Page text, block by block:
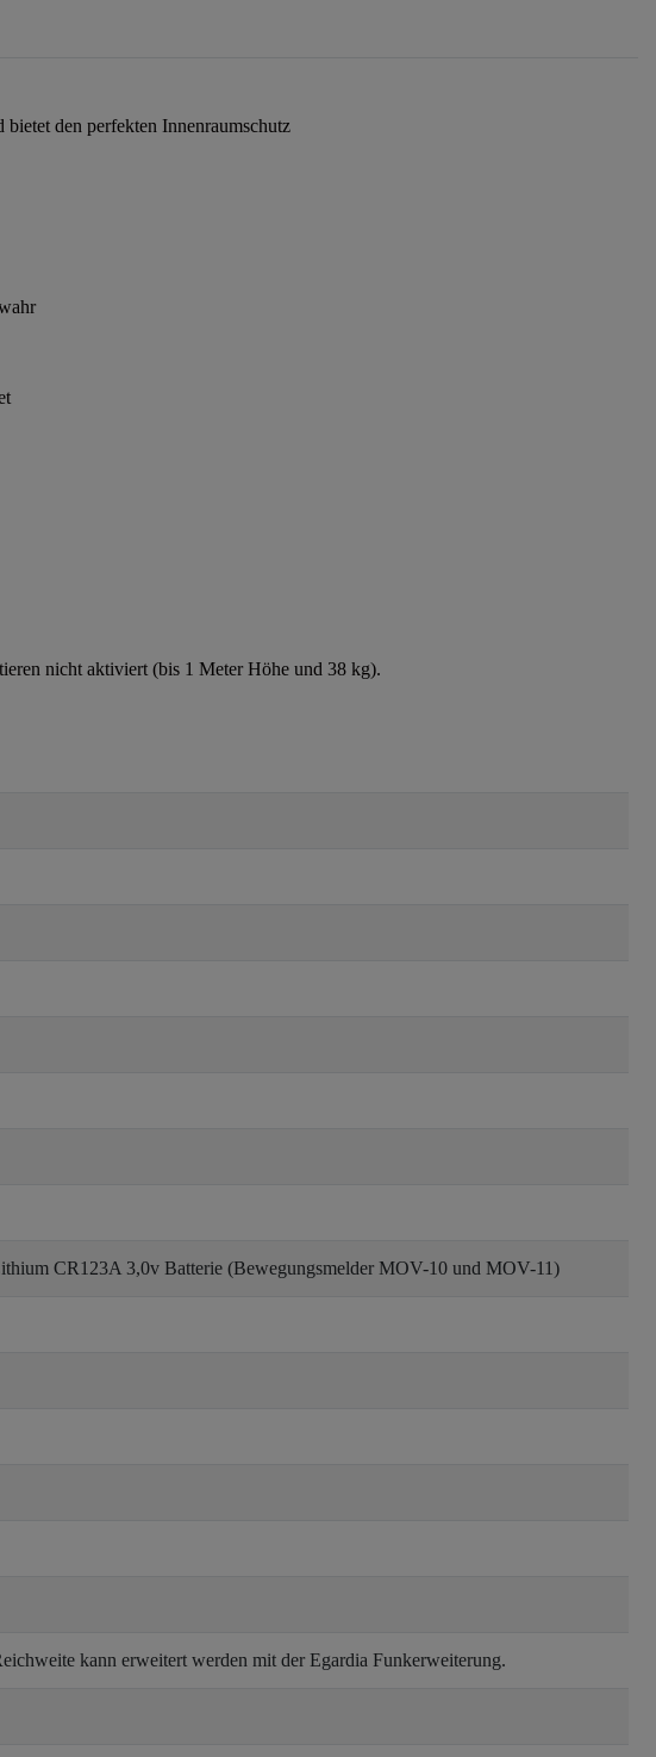
den perfekten Innenraumschutz
nicht aktiviert (bis 1 Meter Höhe und 38 kg).
CR123A 3,0v Batterie (Bewegungsmelder MOV-10 und MOV-11)
kann erweitert werden mit der Egardia Funkerweiterung.